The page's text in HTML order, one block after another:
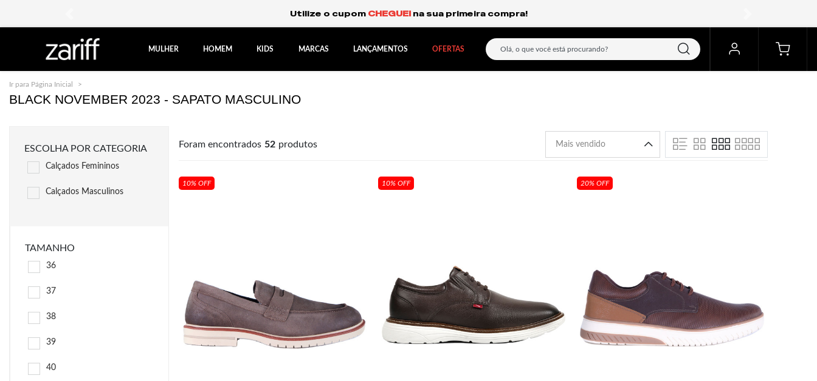
Frete Grátis Expresso para o Sul e São Paulo.
MULHER HOMEM KIDS MARCAS LANÇAMENTOS OFERTAS
Ir para Página Inicial
BLACK NOVEMBER 2023 - SAPATO MASCULINO
ESCOLHA POR CATEGORIA
Calçados Femininos
Calçados Masculinos
TAMANHO
36
37
38
39
40
Foram encontrados 52 produtos
10% OFF 10% OFF 20% OFF